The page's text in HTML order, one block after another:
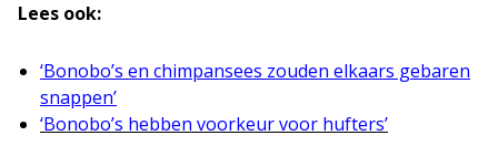
Lees ook:
‘Bonobo’s en chimpansees zouden elkaars gebaren
snappen’
‘Bonobo’s hebben voorkeur voor hufters’